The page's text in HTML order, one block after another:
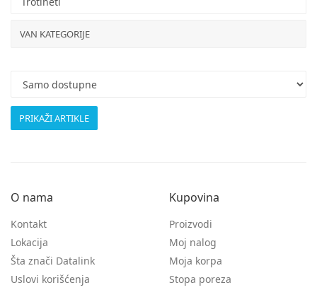
VAN KATEGORIJE
O nama
Kontakt
Lokacija
Šta znači Datalink
Uslovi korišćenja
Kupovina
Proizvodi
Moj nalog
Moja korpa
Stopa poreza